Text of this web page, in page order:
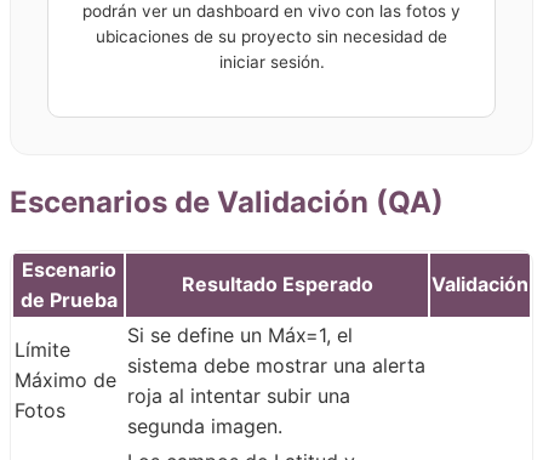
podrán ver un dashboard en vivo con las fotos y
ubicaciones de su proyecto sin necesidad de
iniciar sesión.
Escenarios de Validación (QA)
Escenario
de Prueba
Resultado Esperado Validación
Límite
Máximo de
Fotos
Si se define un Máx=1, el
sistema debe mostrar una alerta
roja al intentar subir una
segunda imagen.